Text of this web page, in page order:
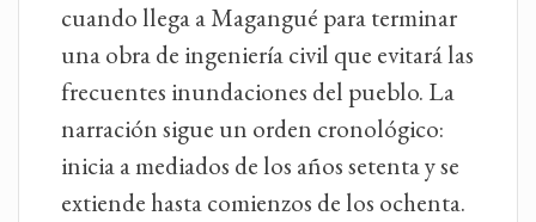
cuando llega a Magangué para terminar
una obra de ingeniería civil que evitará las
frecuentes inundaciones del pueblo. La
narración sigue un orden cronológico:
inicia a mediados de los años setenta y se
extiende hasta comienzos de los ochenta.